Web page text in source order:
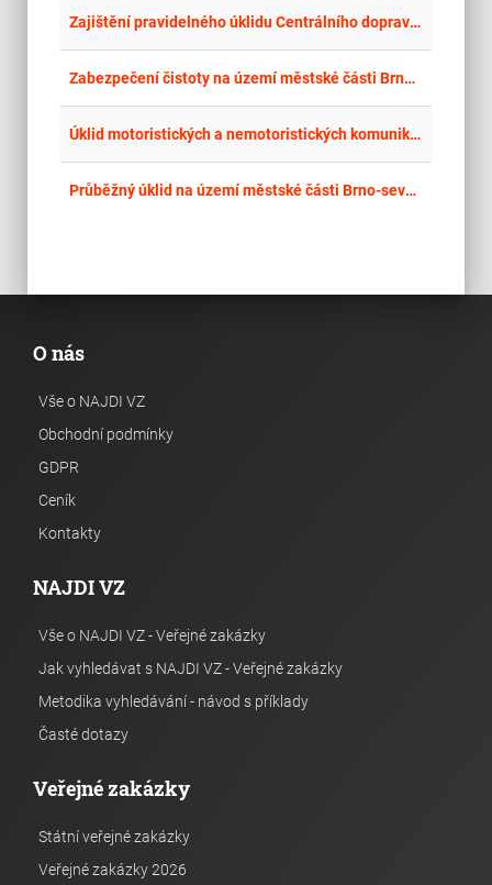
Zajištění pravidelného úklidu Centrálního dopravního terminálu v Českém Těšíně a zajištění provozu veřejného WC za kavárnou Avion v Českém Těšíně
Zabezpečení čistoty na území městské části Brno-sever
Úklid motoristických a nemotoristických komunikací na území městské části Praha 14
Průběžný úklid na území městské části Brno-sever 2026
O nás
Vše o NAJDI VZ
Obchodní podmínky
GDPR
Ceník
Kontakty
NAJDI VZ
Vše o NAJDI VZ - Veřejné zakázky
Jak vyhledávat s NAJDI VZ - Veřejné zakázky
Metodika vyhledávání - návod s příklady
Časté dotazy
Veřejné zakázky
Státní veřejné zakázky
Veřejné zakázky 2026